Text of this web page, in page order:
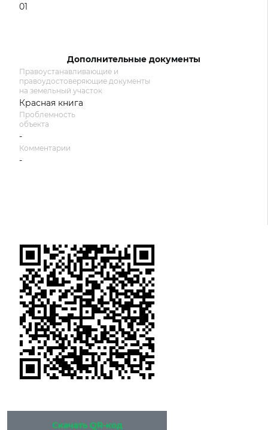
01
Дополнительные документы
Правоустанавливающие и
правоудостоверяющие документы
на земельный участок
Красная книга
Проблемность
объекта
-
Комментарии
-
Скачать QR-код